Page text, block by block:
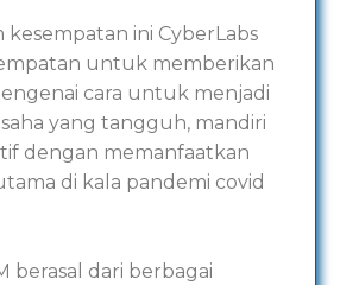
kesempatan ini CyberLabs
untuk memberikan
cara untuk menjadi
yang tangguh, mandiri
dengan memanfaatkan
di kala pandemi covid
berasal dari berbagai